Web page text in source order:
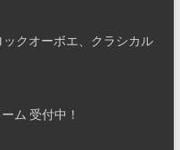
クオーボエ、クラシカル
ム 受付中！